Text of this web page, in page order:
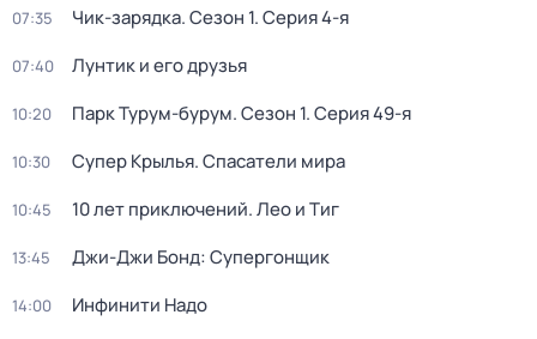
07:35 Чик-зарядка. Сезон 1. Серия 4-я
07:40 Лунтик и его друзья
10:20 Парк Турум-бурум. Сезон 1. Серия 49-я
10:30 Супер Крылья. Спасатели мира
10:45 10 лет приключений. Лео и Тиг
13:45 Джи-Джи Бонд: Супергонщик
14:00 Инфинити Надо